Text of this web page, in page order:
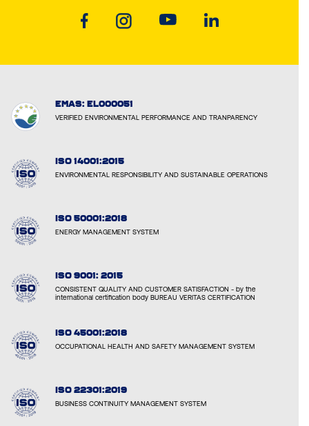
EMAS: EL000051
VERIFIED ENVIRONMENTAL PERFORMANCE AND TRANPARENCY
ISO 14001:2015
ENVIRONMENTAL RESPONSIBILITY AND SUSTAINABLE OPERATIONS
ISO 50001:2018
ENERGY MANAGEMENT SYSTEM
ISO 9001: 2015
CONSISTENT QUALITY AND CUSTOMER SATISFACTION - by the
international certification body BUREAU VERITAS CERTIFICATION
ISO 45001:2018
OCCUPATIONAL HEALTH AND SAFETY MANAGEMENT SYSTEM
ISO 22301:2019
BUSINESS CONTINUITY MANAGEMENT SYSTEM